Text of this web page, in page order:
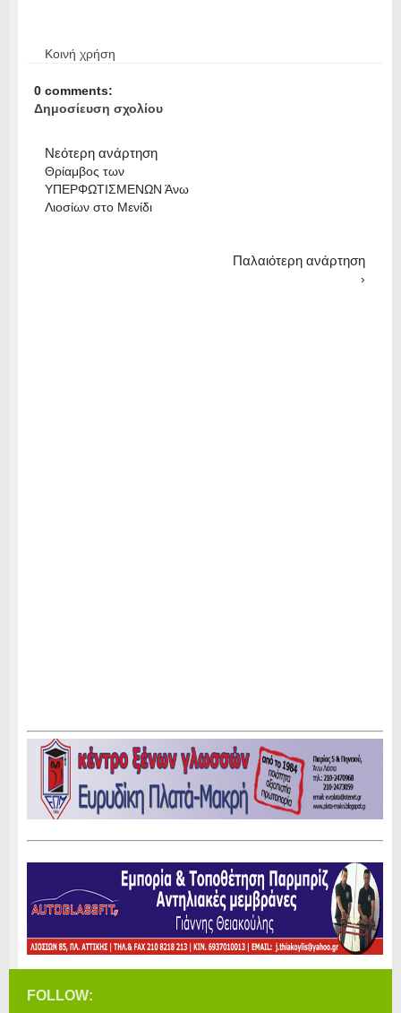
Κοινή χρήση
0 comments:
Δημοσίευση σχολίου
Νεότερη ανάρτηση
Θρίαμβος των
ΥΠΕΡΦΩΤΙΣΜΕΝΩΝ Άνω
Λιοσίων στο Μενίδι
Παλαιότερη ανάρτηση
›
FOLLOW: